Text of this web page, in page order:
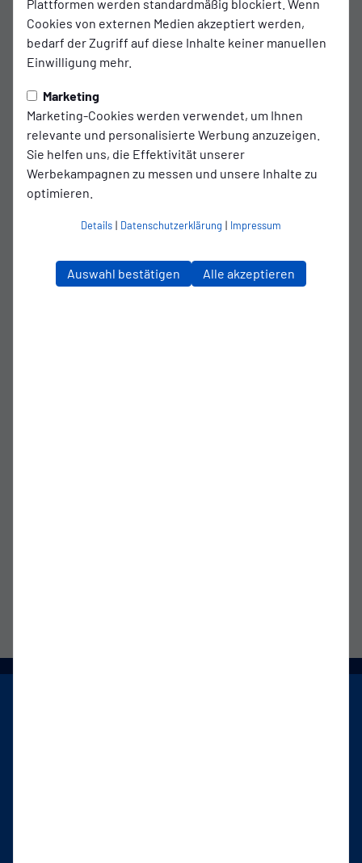
Plattformen werden standardmäßig blockiert. Wenn
Cookies von externen Medien akzeptiert werden,
bedarf der Zugriff auf diese Inhalte keiner manuellen
Einwilligung mehr.
Marketing
Marketing-Cookies werden verwendet, um Ihnen
relevante und personalisierte Werbung anzuzeigen.
Sie helfen uns, die Effektivität unserer
Werbekampagnen zu messen und unsere Inhalte zu
optimieren.
Details | Datenschutzerklärung | Impressum
Auswahl bestätigen Alle akzeptieren
Emder Jungen. Wir haben es uns zur Aufgabe
gemacht, die talentiertesten und besten Spieler
der Region zu Kickers zu holen“, sagt Henning
zweifelsfrei.
Mit der Rückkehr von Stöhr, der in seiner Jugend erst beim
SV Leezdorf und dann bei den Sportfreunden Larrelt im
Emder Westen das Fußballspielen gelernt hat,
neuen Weg: „Zwischen unseren Fans und der Mannschaft
neben der sportlichen Qualität auch der regionale Bezug
extrem wichtig“, sagt Rießelmann.Mit Stöhr wechselt ein